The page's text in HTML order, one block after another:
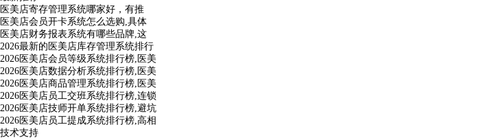
医美店寄存管理系统哪家好，有推
医美店会员开卡系统怎么选购,具体
医美店财务报表系统有哪些品牌,这
2026最新的医美店库存管理系统排行
2026医美店会员等级系统排行榜,医美
2026医美店数据分析系统排行榜,医美
2026医美店商品管理系统排行榜,医美
2026医美店员工交班系统排行榜,连锁
2026医美店技师开单系统排行榜,避坑
2026医美店员工提成系统排行榜,高相
技术支持